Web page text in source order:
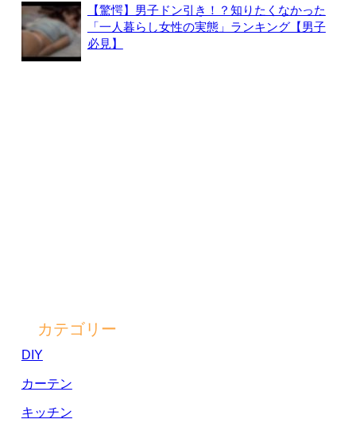
【驚愕】男子ドン引き！？知りたくなかった
「一人暮らし女性の実態」ランキング【男子
必見】
カテゴリー
DIY
カーテン
キッチン